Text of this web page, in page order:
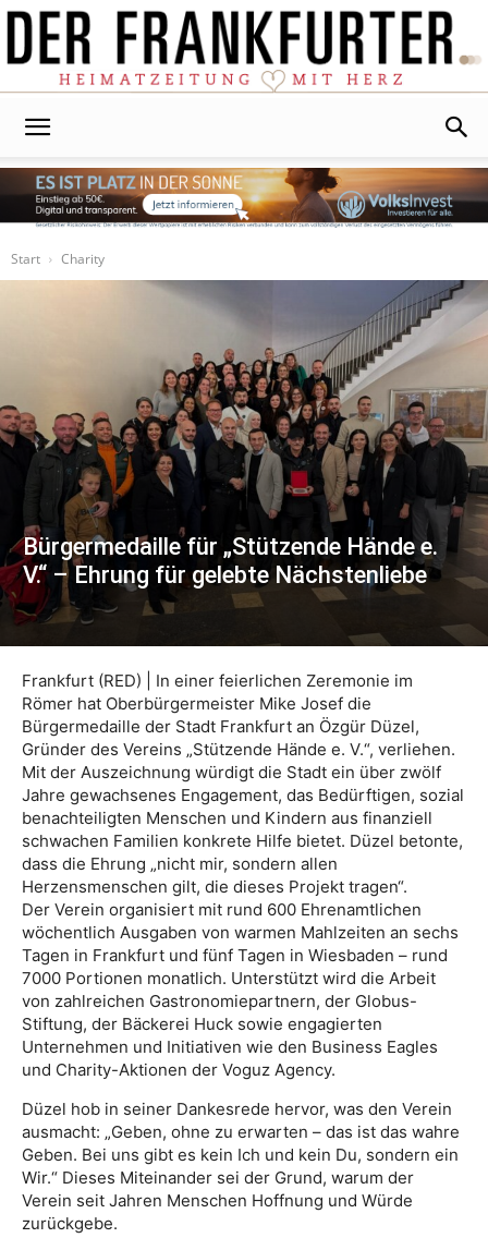
Start
Charity
Bürgermedaille für „Stützende Hände e.
V.“ – Ehrung für gelebte Nächstenliebe
Frankfurt (RED) | In einer feierlichen Zeremonie im
Römer hat Oberbürgermeister Mike Josef die
Bürgermedaille der Stadt Frankfurt an Özgür Düzel,
Gründer des Vereins „Stützende Hände e. V.“, verliehen.
Mit der Auszeichnung würdigt die Stadt ein über zwölf
Jahre gewachsenes Engagement, das Bedürftigen, sozial
benachteiligten Menschen und Kindern aus finanziell
schwachen Familien konkrete Hilfe bietet. Düzel betonte,
dass die Ehrung „nicht mir, sondern allen
Herzensmenschen gilt, die dieses Projekt tragen“.
Der Verein organisiert mit rund 600 Ehrenamtlichen
wöchentlich Ausgaben von warmen Mahlzeiten an sechs
Tagen in Frankfurt und fünf Tagen in Wiesbaden – rund
7000 Portionen monatlich. Unterstützt wird die Arbeit
von zahlreichen Gastronomiepartnern, der Globus-
Stiftung, der Bäckerei Huck sowie engagierten
Unternehmen und Initiativen wie den Business Eagles
und Charity-Aktionen der Voguz Agency.
Düzel hob in seiner Dankesrede hervor, was den Verein
ausmacht: „Geben, ohne zu erwarten – das ist das wahre
Geben. Bei uns gibt es kein Ich und kein Du, sondern ein
Wir.“ Dieses Miteinander sei der Grund, warum der
Verein seit Jahren Menschen Hoffnung und Würde
zurückgebe.